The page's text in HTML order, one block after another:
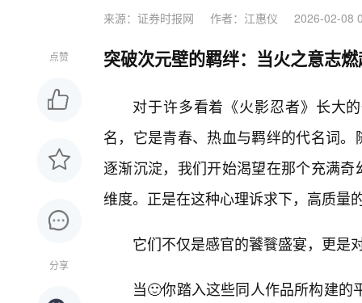
来源：证券时报网 作者：江惠仪 2026-02-08
点赞
分享
突破次元壁的羁绊：当火之意志
对于许多看着《火影忍者》长大
名，它是青春、热血与羁绊的代名词
逐渐沉淀，我们开始渴望在那个充满
维度。正是在这种心理诉求下，高质量
它们不仅是感官的饕餮盛宴，更是
当🙂你踏入这些同人作品所构建